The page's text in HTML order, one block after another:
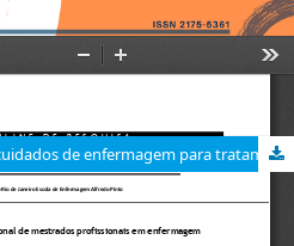
Elaboração de um guia de cuidados de enfermagem para tratamento de pacientes com lesões por pressão